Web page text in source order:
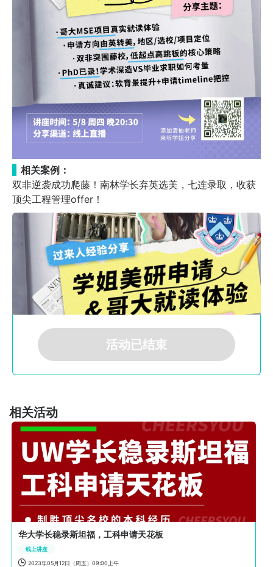
活动已结束
相关案例：
双非逆袭成功爬藤！南林学长弃英选美，七连录取，收获
顶尖工程管理offer！
相关活动
华大学长稳录斯坦福，工科申请天花板
线上讲座
 2023年05月12日（周五）09:00上午